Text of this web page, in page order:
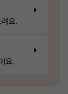
요.
요.